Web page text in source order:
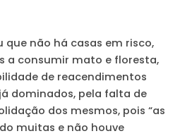
que não há casas em risco,
a consumir mato e floresta,
de reacendimentos
dominados, pela falta de
dos mesmos, pois “as
muitas e não houve